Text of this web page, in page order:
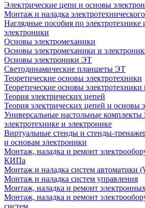
Электрические цепи и основы
Монтаж и наладка
Наглядные пособия по электротехнике
электроники
Основы электромеханики
Основы электромеханики и
Основы электроники ЭТ
Светодинамические планшеты ЭТ
Теоретические основы электротехники
Теоретические основы
Теория электрических цепей
Теория электрических цепей и основы
Универсальные настольные
электротехнике и электронике
Виртуальные стенды и стенды-
и основам электроники
Монтаж, наладка и ремонт
КИПа
Монтаж и наладка систем автоматики
Монтаж и наладка систем управления
Монтаж, наладка и ремонт
Монтаж, наладка и ремонт
систем